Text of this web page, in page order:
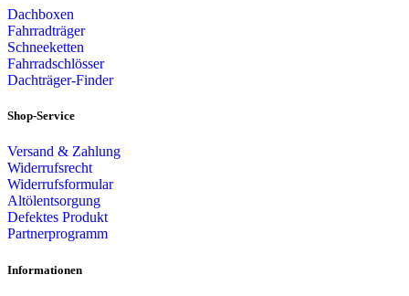
Dachboxen
Fahrradträger
Schneeketten
Fahrradschlösser
Dachträger-Finder
Shop-Service
Versand & Zahlung
Widerrufsrecht
Widerrufsformular
Altölentsorgung
Defektes Produkt
Partnerprogramm
Informationen